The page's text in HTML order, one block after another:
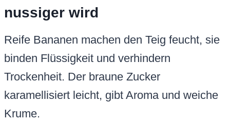
nussiger wird
Reife Bananen machen den Teig feucht, sie
binden Flüssigkeit und verhindern
Trockenheit. Der braune Zucker
karamellisiert leicht, gibt Aroma und weiche
Krume.